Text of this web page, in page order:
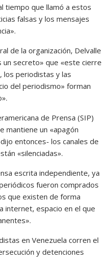
tiempo que llamó a estos
falsas y los mensajes
de la organización, Delvalle
un secreto» que «este cierre
los periodistas y las
del periodismo» forman
de Prensa (SIP)
mantiene un «apagón
entonces- los canales de
«silenciadas».
escrita independiente, ya
fueron comprados
que existen de forma
internet, espacio en el que
en Venezuela corren el
y detenciones